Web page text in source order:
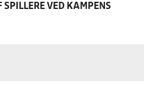
VED KAMPENS